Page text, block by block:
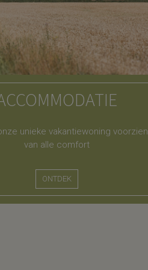
unieke vakantiewoning voorzien
van alle comfort
ONTDEK